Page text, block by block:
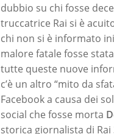
dubbio su chi fosse
truccatrice Rai si è
chi non si è informato
malore fatale fosse
tutte queste nuove
c’è un altro “mito da
Facebook a causa dei
social che fosse morta
storica giornalista di